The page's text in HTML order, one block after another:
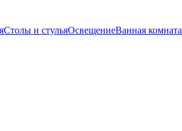
Столы и стульяОсвещениеВанная комната